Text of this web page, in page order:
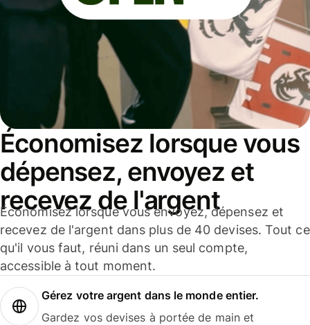
Économisez lorsque vous
dépensez, envoyez et
recevez de l'argent
Économisez lorsque vous envoyez, dépensez et
recevez de l'argent dans plus de 40 devises. Tout ce
qu'il vous faut, réuni dans un seul compte,
accessible à tout moment.
Gérez votre argent dans le monde entier.
Gardez vos devises à portée de main et